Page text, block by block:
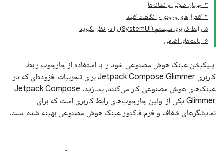
۳. جریان صوتی و نشانه‌ها
۴. کنترل‌های ورودی را نگاشت کنید
۵. رابط کاربری سیستم (SystemUI) را در نظر بگیرید
۶. ایالت‌های اضافی
اپلیکیشن عینک هوش مصنوعی خود را با استفاده از چارچوب رابط
کاربری Jetpack Compose Glimmer برای تجربیات افزوده‌ای که در
عینک‌های هوش مصنوعی کار می‌کنند، بسازید. Jetpack Compose
Glimmer یکی از اولین چارچوب‌های رابط کاربری است که برای
نمایشگرهای شفاف و فرم فاکتور عینک هوش مصنوعی بهینه شده است.